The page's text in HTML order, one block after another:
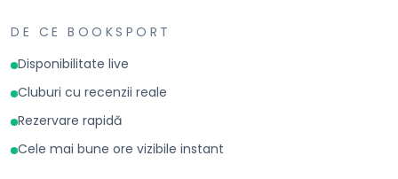
DE CE BOOKSPORT
Disponibilitate live
Cluburi cu recenzii reale
Rezervare rapidă
Cele mai bune ore vizibile instant